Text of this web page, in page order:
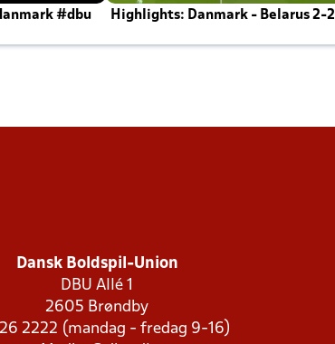
#dbu
Highlights: Danmark - Belarus 2-2
Dansk Boldspil-Union
DBU Allé 1
2605 Brøndby
2222 (mandag - fredag 9-16)